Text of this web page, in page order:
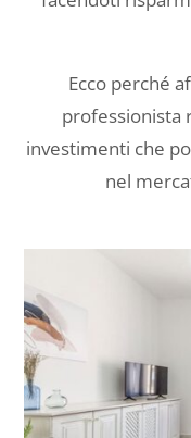
Ecco perché
professionista
investimenti che
nel